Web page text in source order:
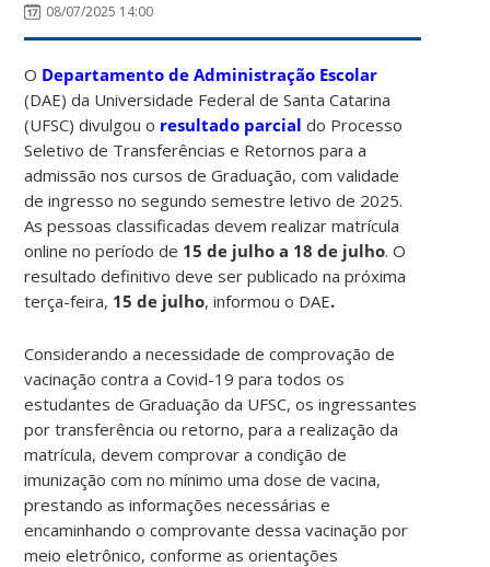
08/07/2025 14:00
O Departamento de Administração Escolar
(DAE) da Universidade Federal de Santa Catarina
(UFSC) divulgou o resultado parcial do Processo
Seletivo de Transferências e Retornos para a
admissão nos cursos de Graduação, com validade
de ingresso no segundo semestre letivo de 2025.
As pessoas classificadas devem realizar matrícula
online no período de 15 de julho a 18 de julho. O
resultado definitivo deve ser publicado na próxima
terça-feira, 15 de julho, informou o DAE.
Considerando a necessidade de comprovação de
vacinação contra a Covid-19 para todos os
estudantes de Graduação da UFSC, os ingressantes
por transferência ou retorno, para a realização da
matrícula, devem comprovar a condição de
imunização com no mínimo uma dose de vacina,
prestando as informações necessárias e
encaminhando o comprovante dessa vacinação por
meio eletrônico, conforme as orientações